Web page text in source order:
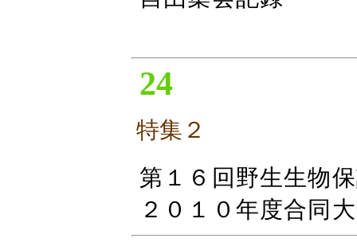
24
特集２
第１６回野生生物
２０１０年度合同